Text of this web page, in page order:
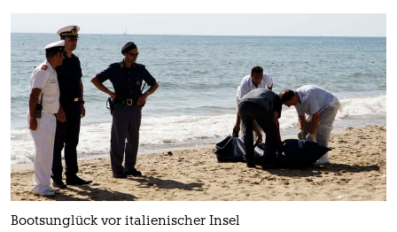
Bootsunglück vor italienischer Insel